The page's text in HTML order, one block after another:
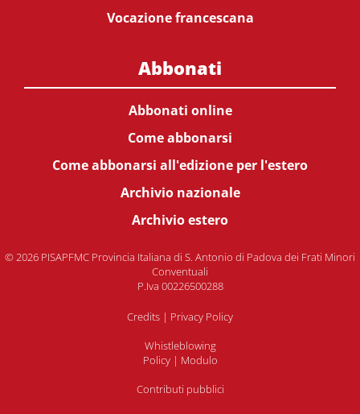
Vocazione francescana
Abbonati
Abbonati online
Come abbonarsi
Come abbonarsi all'edizione per l'estero
Archivio nazionale
Archivio estero
© 2026 PISAPFMC Provincia Italiana di S. Antonio di Padova dei Frati Minori
Conventuali
P.Iva 00226500288
Credits | Privacy Policy
Whistleblowing
Policy| Modulo
Contributi pubblici